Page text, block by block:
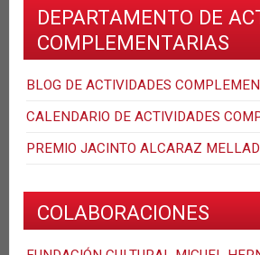
DEPARTAMENTO DE
COMPLEMENTARIAS
BLOG DE ACTIVIDADES
CALENDARIO DE ACTIVIDADES
PREMIO JACINTO ALCARAZ
COLABORACIONES